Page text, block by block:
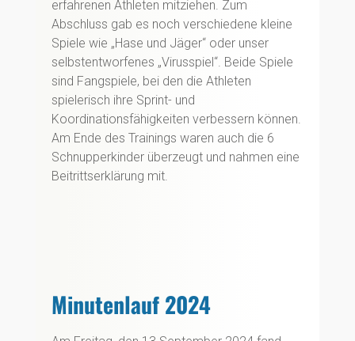
erfahrenen Athleten mitziehen. Zum
Abschluss gab es noch verschiedene kleine
Spiele wie „Hase und Jäger“ oder unser
selbstentworfenes „Virusspiel“. Beide Spiele
sind Fangspiele, bei den die Athleten
spielerisch ihre Sprint- und
Koordinationsfähigkeiten verbessern können.
Am Ende des Trainings waren auch die 6
Schnupperkinder überzeugt und nahmen eine
Beitrittserklärung mit.
Minutenlauf 2024